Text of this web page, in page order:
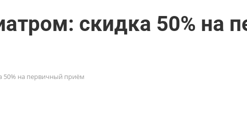
скидка 50% на
50% на первичный приём